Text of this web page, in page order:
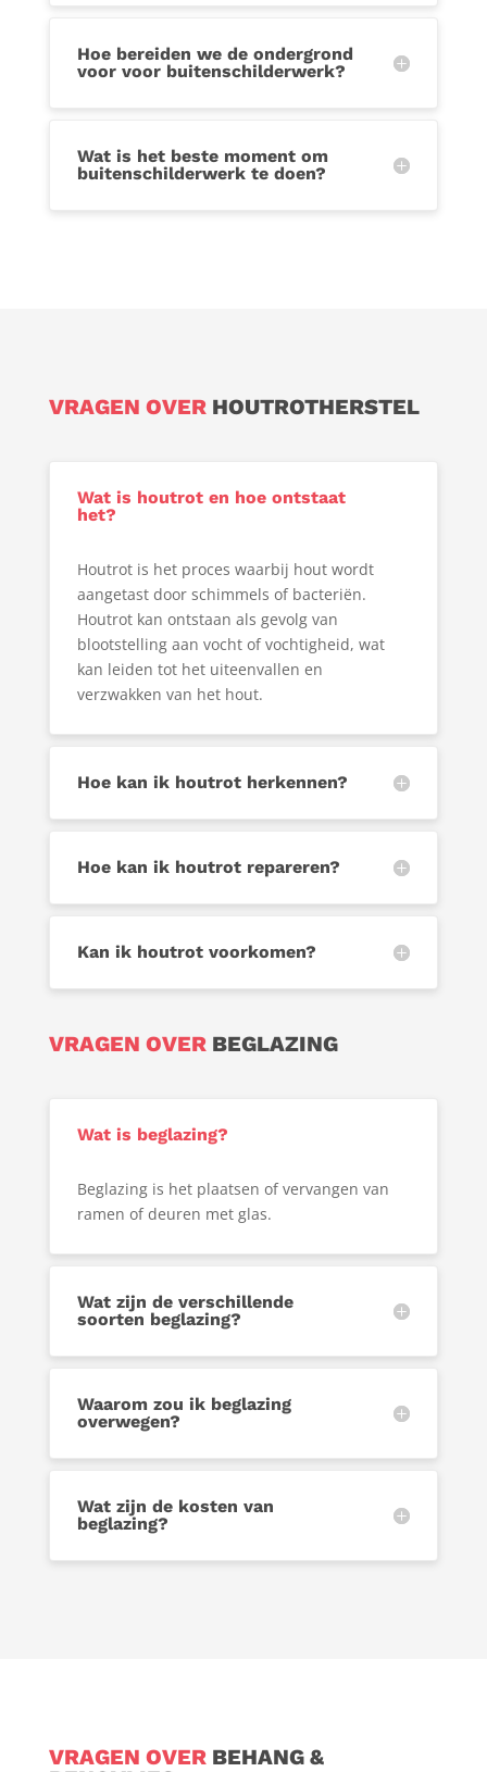
Hoe bereiden we de ondergrond
voor voor buitenschilderwerk?
Wat is het beste moment om
buitenschilderwerk te doen?
VRAGEN OVER HOUTROTHERSTEL
Wat is houtrot en hoe ontstaat
het?
Houtrot is het proces waarbij hout wordt
aangetast door schimmels of bacteriën.
Houtrot kan ontstaan als gevolg van
blootstelling aan vocht of vochtigheid, wat
kan leiden tot het uiteenvallen en
verzwakken van het hout.
Hoe kan ik houtrot herkennen?
Hoe kan ik houtrot repareren?
Kan ik houtrot voorkomen?
VRAGEN OVER BEGLAZING
Wat is beglazing?
Beglazing is het plaatsen of vervangen van
ramen of deuren met glas.
Wat zijn de verschillende
soorten beglazing?
Waarom zou ik beglazing
overwegen?
Wat zijn de kosten van
beglazing?
VRAGEN OVER BEHANG &